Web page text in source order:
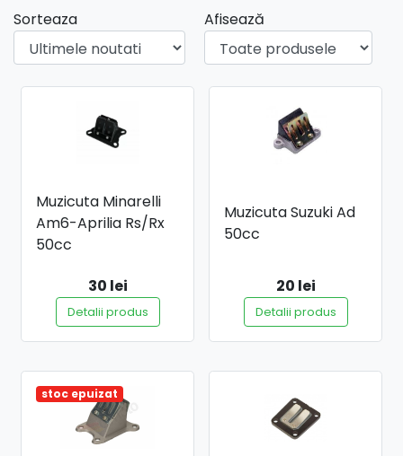
Sorteaza Afisează
Muzicuta Minarelli
Am6-Aprilia Rs/Rx
50cc
30 lei
Detalii produs
Muzicuta Suzuki Ad
50cc
20 lei
Detalii produs
stoc epuizat